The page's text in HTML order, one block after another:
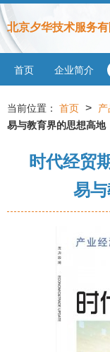
北京夕华技术服务有
首页 企业简介
当前位置： 首页 >
易与教育界的思想高地
时代经贸
易